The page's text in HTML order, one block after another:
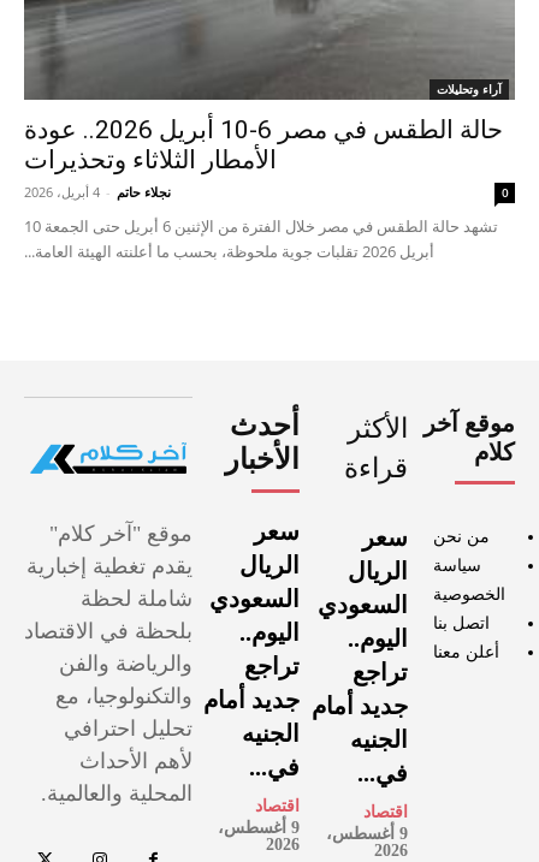
آراء وتحليلات
حالة الطقس في مصر 6-10 أبريل 2026.. عودة
الأمطار الثلاثاء وتحذيرات
نجلاء حاتم - 4 أبريل، 2026 0
تشهد حالة الطقس في مصر خلال الفترة من الإثنين 6 أبريل حتى الجمعة 10
أبريل 2026 تقلبات جوية ملحوظة، بحسب ما أعلنته الهيئة العامة...
موقع آخر
كلام
من نحن
سياسة
الخصوصية
اتصل بنا
أعلن معنا
الأكثر
قراءة
سعر
الريال
السعودي
اليوم..
تراجع
جديد أمام
الجنيه
في...
اقتصاد
9 أغسطس،
2026
أحدث
الأخبار
سعر
الريال
السعودي
اليوم..
تراجع
جديد أمام
الجنيه
في...
اقتصاد
9 أغسطس،
2026
موقع "آخر كلام"
يقدم تغطية إخبارية
شاملة لحظة
بلحظة في الاقتصاد
والرياضة والفن
والتكنولوجيا، مع
تحليل احترافي
لأهم الأحداث
المحلية والعالمية.